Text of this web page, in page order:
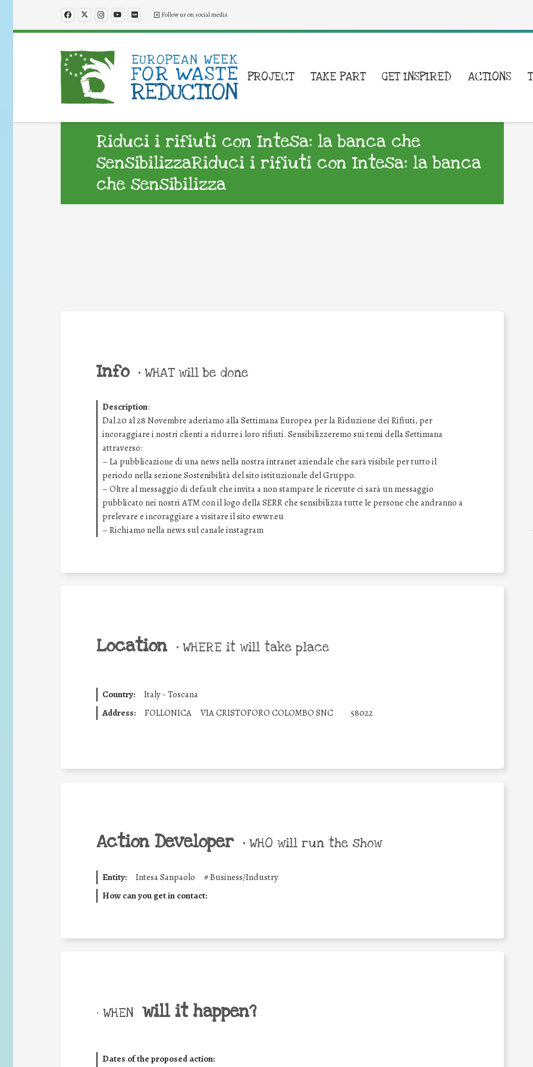
Follow us on social media
PROJECT TAKE PART GET INSPIRED ACTIONS
Riduci i rifiuti con Intesa: la banca che
sensibilizzaRiduci i rifiuti con Intesa: la banca
che sensibilizza
Info • WHAT will be done
Description:
Dal 20 al 28 Novembre aderiamo alla Settimana Europea per la Riduzione dei Rifiuti, per
incoraggiare i nostri clienti a ridurre i loro rifiuti. Sensibilizzeremo sui temi della Settimana
attraverso:
– La pubblicazione di una news nella nostra intranet aziendale che sarà visibile per tutto il
periodo nella sezione Sostenibilità del sito istituzionale del Gruppo.
– Oltre al messaggio di default che invita a non stampare le ricevute ci sarà un messaggio
pubblicato nei nostri ATM con il logo della SERR che sensibilizza tutte le persone che andranno a
prelevare e incoraggiare a visitare il sito ewwr.eu
– Richiamo nella news sul canale instagram
Location • WHERE it will take place
Country:
Italy - Toscana
Address:
FOLLONICA VIA CRISTOFORO COLOMBO SNC 58022
Action Developer • WHO will run the show
Entity: Intesa Sanpaolo #Business/Industry
How can you get in contact:
• WHEN will it happen?
Dates of the proposed action: